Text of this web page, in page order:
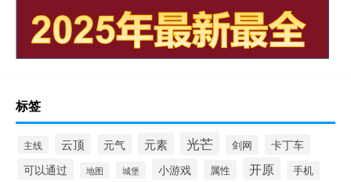
标签
主线 云顶 元气 元素 光芒 剑网 卡丁车
可以通过 地图 城堡 小游戏 属性 开原 手机